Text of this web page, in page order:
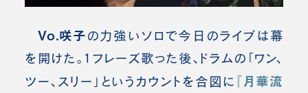
Vo.咲子 の力強いソロで今日のライブは幕
を開けた。1フレーズ歌った後、ドラムの「ワン、
ツー、スリー」というカウントを合図に 『月華流